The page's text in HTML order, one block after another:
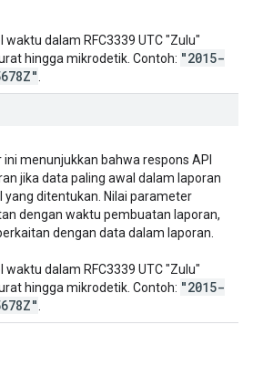
waktu dalam RFC3339 UTC "Zulu"
hingga mikrodetik. Contoh: "2015-
menunjukkan bahwa respons API
jika data paling awal dalam laporan
ditentukan. Nilai parameter
dengan waktu pembuatan laporan,
dengan data dalam laporan.
waktu dalam RFC3339 UTC "Zulu"
hingga mikrodetik. Contoh: "2015-